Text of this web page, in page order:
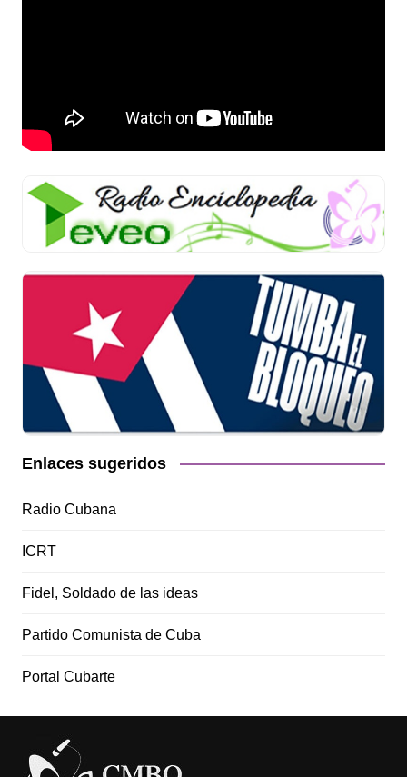
Enlaces sugeridos
Radio Cubana
ICRT
Fidel, Soldado de las ideas
Partido Comunista de Cuba
Portal Cubarte